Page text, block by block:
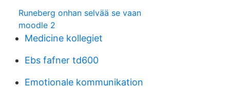
Runeberg onhan selvää se vaan
moodle 2
Medicine kollegiet
Ebs fafner td600
Emotionale kommunikation